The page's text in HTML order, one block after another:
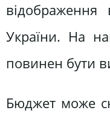
України. На
повинен бути
Бюджет може